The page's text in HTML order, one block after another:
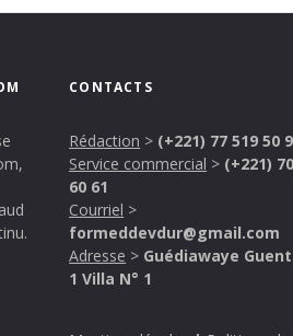
CONTACTS
Rédaction > (+221) 77 519 50
Service commercial > (+221)
60 61
Courriel >
formeddevdur@gmail.com
Adresse > Guédiawaye
1 Villa N° 1